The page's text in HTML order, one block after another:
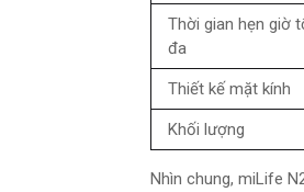
Thời gian hẹn giờ
đa
Thiết kế mặt kính
Khối lượng
Nhìn chung, miLife